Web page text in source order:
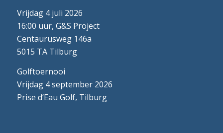
Vrijdag 4 juli 2026
16:00 uur, G&S Project
Centaurusweg 146a
5015 TA Tilburg
Golftoernooi
Vrijdag 4 september 2026
Prise d’Eau Golf, Tilburg